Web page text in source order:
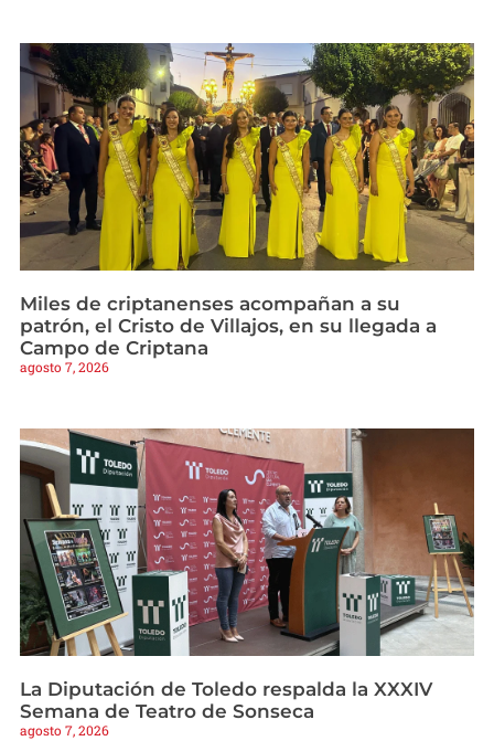
Miles de criptanenses acompañan a su
patrón, el Cristo de Villajos, en su llegada a
Campo de Criptana
agosto 7, 2026
La Diputación de Toledo respalda la XXXIV
Semana de Teatro de Sonseca
agosto 7, 2026